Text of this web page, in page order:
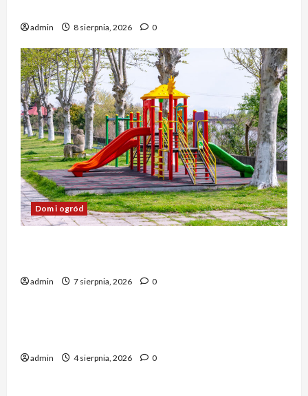
admin 8 sierpnia, 2026 0
Dom i ogród
admin 7 sierpnia, 2026 0
Biznes i finanse
admin 4 sierpnia, 2026 0
Biznes i finanse